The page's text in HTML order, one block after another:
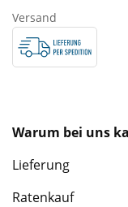
Versand
Warum bei uns
Lieferung
Ratenkauf